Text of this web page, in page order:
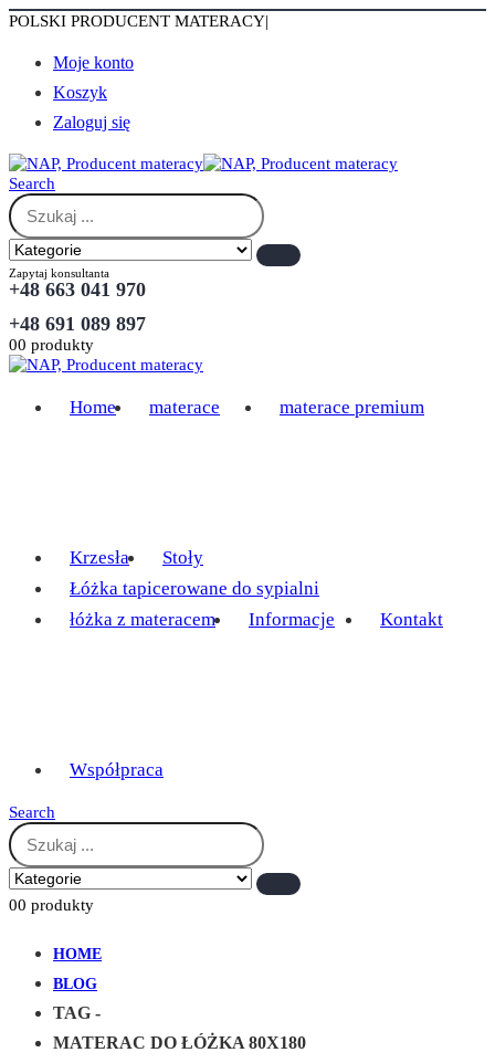
POLSKI PRODUCENT MATERACY|
Moje konto
Koszyk
Zaloguj się
Search
Zapytaj konsultanta
+48 663 041 970
+48 691 089 897
00 produkty
Home materace materace premium
Krzesła
Stoły
Łóżka tapicerowane do sypialni
łóżka z materacem
Informacje Kontakt
Współpraca
Search
00 produkty
HOME
BLOG
TAG -
MATERAC DO ŁÓŻKA 80X180